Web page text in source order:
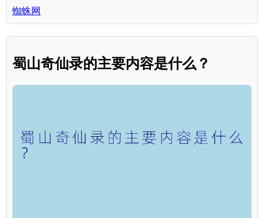
蜘蛛网
蜀山奇仙录的主要内容是什么？